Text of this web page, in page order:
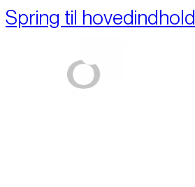
Spring til hovedindhold